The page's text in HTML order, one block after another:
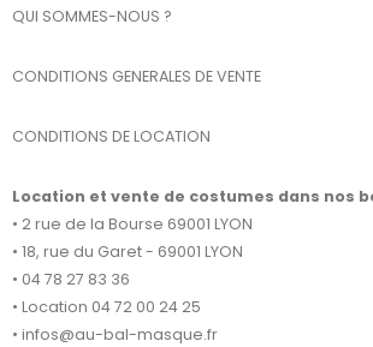
QUI SOMMES-NOUS ?
CONDITIONS GENERALES DE VENTE
CONDITIONS DE LOCATION
Location et vente de costumes dans nos
• 2 rue de la Bourse 69001 LYON
• 18, rue du Garet - 69001 LYON
• 04 78 27 83 36
• Location 04 72 00 24 25
• infos@au-bal-masque.fr